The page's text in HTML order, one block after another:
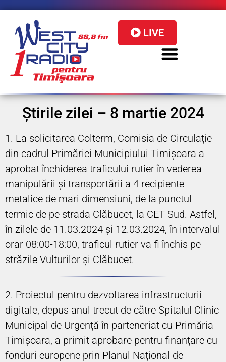
LIVE
Știrile zilei – 8 martie 2024
1. La solicitarea Colterm, Comisia de Circulație
din cadrul Primăriei Municipiului Timișoara a
aprobat închiderea traficului rutier în vederea
manipulării și transportării a 4 recipiente
metalice de mari dimensiuni, de la punctul
termic de pe strada Clăbucet, la CET Sud. Astfel,
în zilele de 11.03.2024 și 12.03.2024, în intervalul
orar 08:00-18:00, traficul rutier va fi închis pe
străzile Vulturilor și Clăbucet.
2. Proiectul pentru dezvoltarea infrastructurii
digitale, depus anul trecut de către Spitalul Clinic
Municipal de Urgență în parteneriat cu Primăria
Timișoara, a primit aprobare pentru finanțare cu
fonduri europene prin Planul Național de